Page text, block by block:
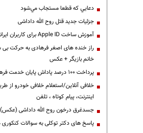
دعايي كه قطعا مستجاب مي‌شود
جزئیات جدید قتل روح الله داداشی
آموزش ساخت Apple ID برای کاربران ایرانی
راز خنده های اصغر فرهادی به حرکت بی
خانم بازیگر + عکس
پرداخت ۱۰۰ درصد پاداش پایان خدمت فرهنگیان
خلافی آنلاین/استعلام خلافی خودرو از
اینترنت، پیام کوتاه ، تلفن
جسدغرق درخون روح الله داداشی (عکس)
پاسخ های دکتر توکلی به سوالات کنکوری